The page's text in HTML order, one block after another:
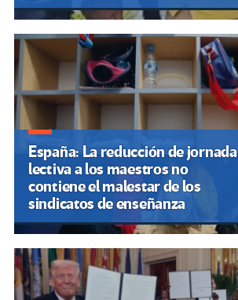
España: La reducción de jornada
lectiva a los maestros no
contiene el malestar de los
sindicatos de enseñanza